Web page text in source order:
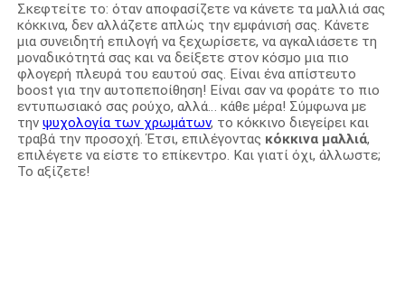
Σκεφτείτε το: όταν αποφασίζετε να κάνετε τα μαλλιά σας
κόκκινα, δεν αλλάζετε απλώς την εμφάνισή σας. Κάνετε
μια συνειδητή επιλογή να ξεχωρίσετε, να αγκαλιάσετε τη
μοναδικότητά σας και να δείξετε στον κόσμο μια πιο
φλογερή πλευρά του εαυτού σας. Είναι ένα απίστευτο
boost για την αυτοπεποίθηση! Είναι σαν να φοράτε το πιο
εντυπωσιακό σας ρούχο, αλλά… κάθε μέρα! Σύμφωνα με
τηνψυχολογία των χρωμάτων, το κόκκινο διεγείρει και
τραβά την προσοχή. Έτσι, επιλέγοντας κόκκινα μαλλιά,
επιλέγετε να είστε το επίκεντρο. Και γιατί όχι, άλλωστε;
Το αξίζετε!